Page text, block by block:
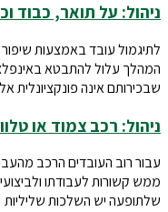
ניהול: על תואר, כבוד
לתיגמול עובד באמצעות
המהלך עלול להתבטא
שבכירותם אינה פונקציונלית
ניהול: רכב צמוד או
עבור רוב העובדים הרכב
ממש קשורות לעבודתו
שלתופעה יש השלכות שליליות